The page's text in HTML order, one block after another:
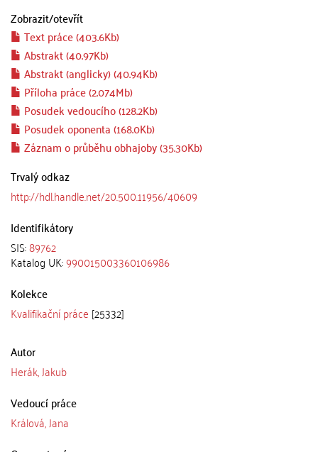
Zobrazit/otevřít
Text práce (403.6Kb)
Abstrakt (40.97Kb)
Abstrakt (anglicky) (40.94Kb)
Příloha práce (2.074Mb)
Posudek vedoucího (128.2Kb)
Posudek oponenta (168.0Kb)
Záznam o průběhu obhajoby (35.30Kb)
Trvalý odkaz
http://hdl.handle.net/20.500.11956/40609
Identifikátory
SIS:89762
Katalog UK:990015003360106986
Kolekce
Kvalifikační práce [25332]
Autor
Herák, Jakub
Vedoucí práce
Králová, Jana